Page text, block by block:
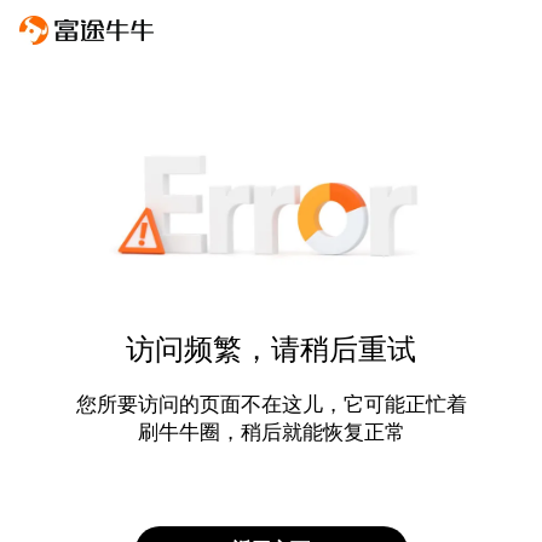
访问频繁，请稍后重试
您所要访问的页面不在这儿，它可能正忙着
刷牛牛圈，稍后就能恢复正常